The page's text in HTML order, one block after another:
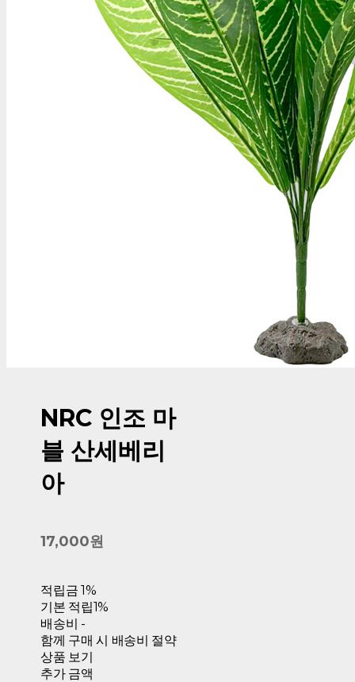
NRC 인조 마
블 산세베리
아
17,000원
적립금 1%
기본 적립1%
배송비 -
함께 구매 시 배송비 절약
상품 보기
추가 금액